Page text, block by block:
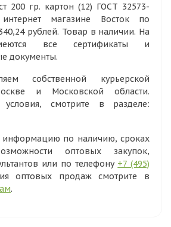
200 гр. картон (12) ГОСТ 32573-
магазине Восток по
рублей. Товар в наличии. На
все сертификаты и
документы.
собственной курьерской
и Московской области.
смотрите в разделе:
информацию по наличию, сроках
оптовых закупок,
или по телефону +7 (495)
оптовых продаж смотрите в
.